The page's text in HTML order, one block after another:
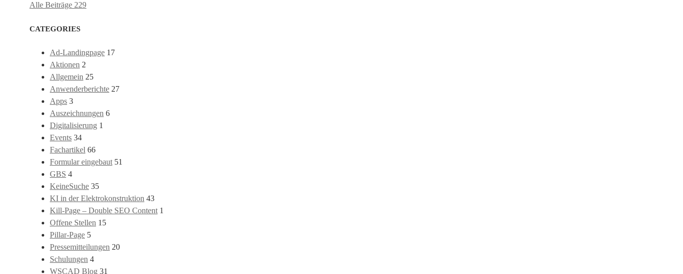
Alle Beiträge 229
CATEGORIES
Ad-Landingpage 17
Aktionen 2
Allgemein 25
Anwenderberichte 27
Apps 3
Auszeichnungen 6
Digitalisierung 1
Events 34
Fachartikel 66
Formular eingebaut 51
GBS 4
KeineSuche 35
KI in der Elektrokonstruktion 43
Kill-Page – Double SEO Content 1
Offene Stellen 15
Pillar-Page 5
Pressemitteilungen 20
Schulungen 4
WSCAD Blog 31